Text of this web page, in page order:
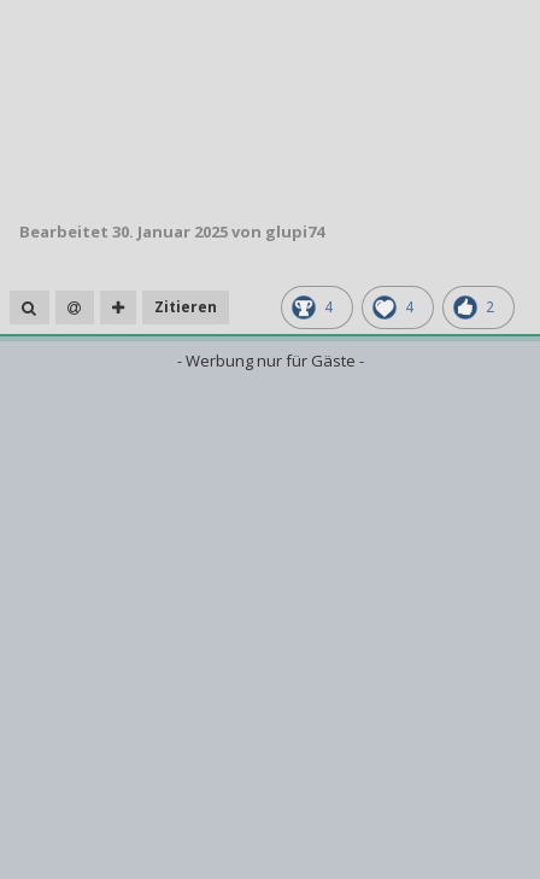
Bearbeitet 30. Januar 2025von glupi74
4 4 2
Zitieren
- Werbung nur für Gäste -